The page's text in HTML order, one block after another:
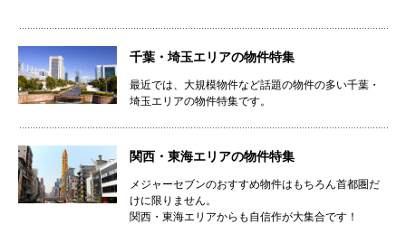
千葉・埼玉エリアの物件特集
最近では、大規模物件など話題の物件の多い千葉・
埼玉エリアの物件特集です。
関西・東海エリアの物件特集
メジャーセブンのおすすめ物件はもちろん首都圏だ
けに限りません。
関西・東海エリアからも自信作が大集合です！